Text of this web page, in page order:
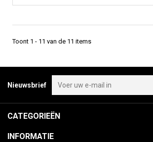
Toont 1 - 11 van de 11 items
Nieuwsbrief
CATEGORIEËN
INFORMATIE